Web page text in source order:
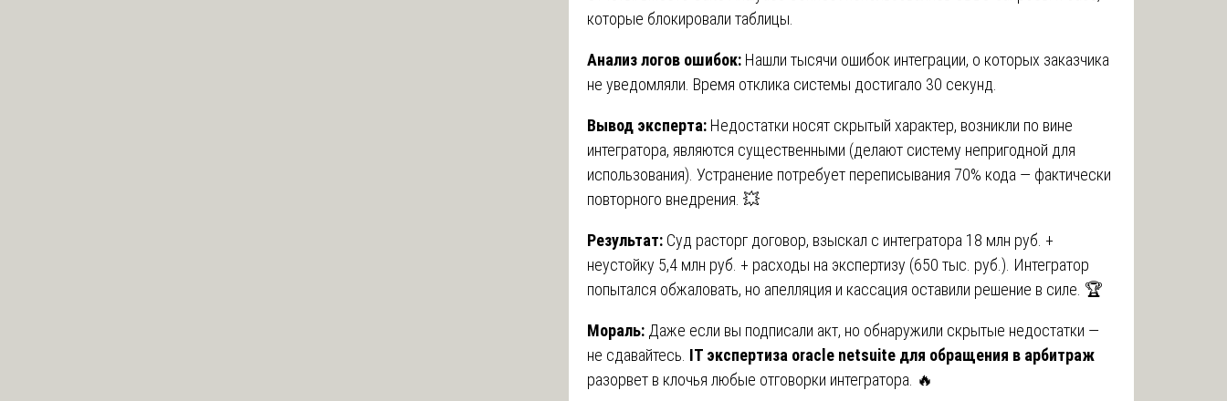
которые блокировали таблицы.
Анализ логов ошибок: Нашли тысячи ошибок интеграции, о которых заказчика
не уведомляли. Время отклика системы достигало 30 секунд.
Вывод эксперта: Недостатки носят скрытый характер, возникли по вине
интегратора, являются существенными (делают систему непригодной для
использования). Устранение потребует переписывания 70% кода — фактически
повторного внедрения. 💥
Результат: Суд расторг договор, взыскал с интегратора 18 млн руб. +
неустойку 5,4 млн руб. + расходы на экспертизу (650 тыс. руб.). Интегратор
попытался обжаловать, но апелляция и кассация оставили решение в силе. 🏆
Мораль: Даже если вы подписали акт, но обнаружили скрытые недостатки —
не сдавайтесь. IT экспертиза oracle netsuite для обращения в арбитраж
разорвет в клочья любые отговорки интегратора. 🔥